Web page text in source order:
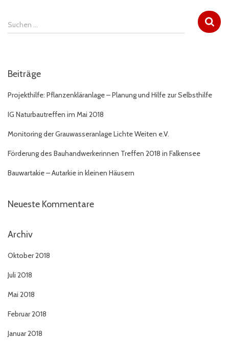
S
u
n
a
c
:
Suchen …
Beiträge
Projekthilfe: Pflanzenkläranlage – Planung und Hilfe zur Selbsthilfe
IG Naturbautreffen im Mai 2018
Monitoring der Grauwasseranlage Lichte Weiten e.V.
Förderung des Bauhandwerkerinnen Treffen 2018 in Falkensee
Bauwartakie – Autarkie in kleinen Häusern
Neueste Kommentare
Archiv
Oktober 2018
Juli 2018
Mai 2018
Februar 2018
Januar 2018